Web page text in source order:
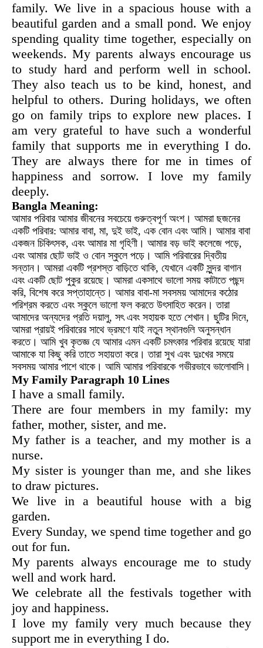
family. We live in a spacious house with a
beautiful garden and a small pond. We enjoy
spending quality time together, especially on
weekends. My parents always encourage us
to study hard and perform well in school.
They also teach us to be kind, honest, and
helpful to others. During holidays, we often
go on family trips to explore new places. I
am very grateful to have such a wonderful
family that supports me in everything I do.
They are always there for me in times of
happiness and sorrow. I love my family
deeply.
Bangla Meaning:
আমার পরিবার আমার জীবনের সবচেয়ে গুরুত্বপূর্ণ অংশ। আমরা ছজনের
একটি পরিবার: আমার বাবা, মা, দুই ভাই, এক বোন এবং আমি। আমার বাবা
একজন চিকিৎসক, এবং আমার মা গৃহিণী। আমার বড় ভাই কলেজে পড়ে,
এবং আমার ছোট ভাই ও বোন স্কুলে পড়ে। আমি পরিবারের দ্বিতীয়
সন্তান। আমরা একটি প্রশস্ত বাড়িতে থাকি, যেখানে একটি সুন্দর বাগান
এবং একটি ছোট পুকুর রয়েছে। আমরা একসাথে ভালো সময় কাটাতে পছন্দ
করি, বিশেষ করে সপ্তাহান্তে। আমার বাবা-মা সবসময় আমাদের কঠোর
পরিশ্রম করতে এবং স্কুলে ভালো ফল করতে উৎসাহিত করেন। তারা
আমাদের অন্যদের প্রতি দয়ালু, সৎ এবং সহায়ক হতে শেখান। ছুটির দিনে,
আমরা প্রায়ই পরিবারের সাথে ভ্রমণে যাই নতুন স্থানগুলি অনুসন্ধান
করতে। আমি খুব কৃতজ্ঞ যে আমার এমন একটি চমৎকার পরিবার রয়েছে যারা
আমাকে যা কিছু করি তাতে সহায়তা করে। তারা সুখ এবং দুঃখের সময়ে
সবসময় আমার পাশে থাকে। আমি আমার পরিবারকে গভীরভাবে ভালোবাসি।
My Family Paragraph 10 Lines
I have a small family.
There are four members in my family: my
father, mother, sister, and me.
My father is a teacher, and my mother is a
nurse.
My sister is younger than me, and she likes
to draw pictures.
We live in a beautiful house with a big
garden.
Every Sunday, we spend time together and go
out for fun.
My parents always encourage me to study
well and work hard.
We celebrate all the festivals together with
joy and happiness.
I love my family very much because they
support me in everything I do.